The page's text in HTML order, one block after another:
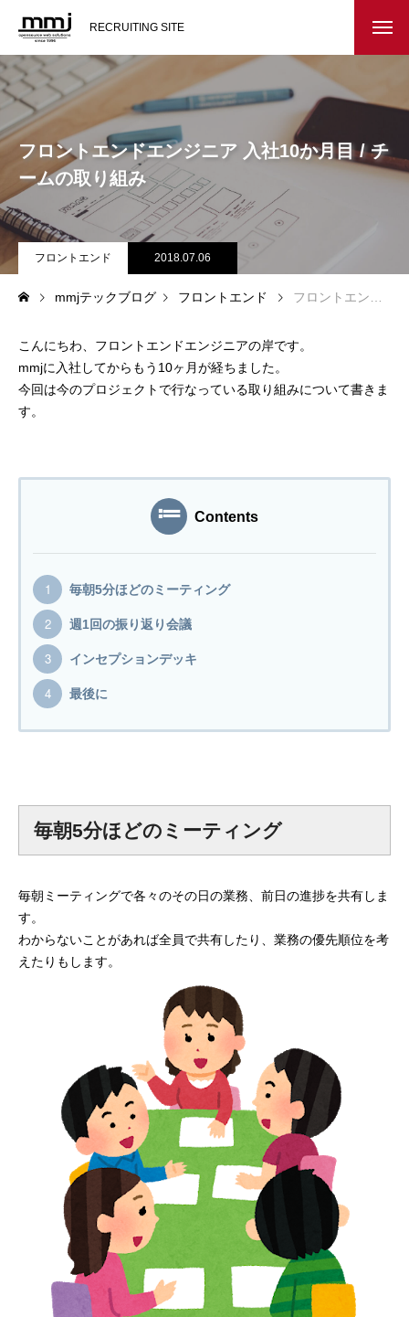
RECRUITING SITE
会社を知る
メッセージ
会社概要
インタビュー
スタッフ紹介
仕事を知る
教務システム開発
不動産システム開発
Webエンジニア・プログラマー
フロントエンドエンジニア
【正社員】Webデザイナー
mmjテックブログ
mmjコーポレートサイト
お問合せ 個人情報取扱い方針 サイトマップ
フロントエンドエンジニア 入社10か月目 / チ
ームの取り組み
フロントエンド 2018.07.06
mmjテックブログ フロントエンド フロントエンドエンジニア 入社10か月目 / チームの取り組み
こんにちわ、フロントエンドエンジニアの岸です。
mmjに入社してからもう10ヶ月が経ちました。
今回は今のプロジェクトで行なっている取り組みについて書きま
す。
Contents
毎朝5分ほどのミーティング
週1回の振り返り会議
インセプションデッキ
最後に
毎朝5分ほどのミーティング
毎朝ミーティングで各々のその日の業務、前日の進捗を共有しま
す。
わからないことがあれば全員で共有したり、業務の優先順位を考
えたりもします。